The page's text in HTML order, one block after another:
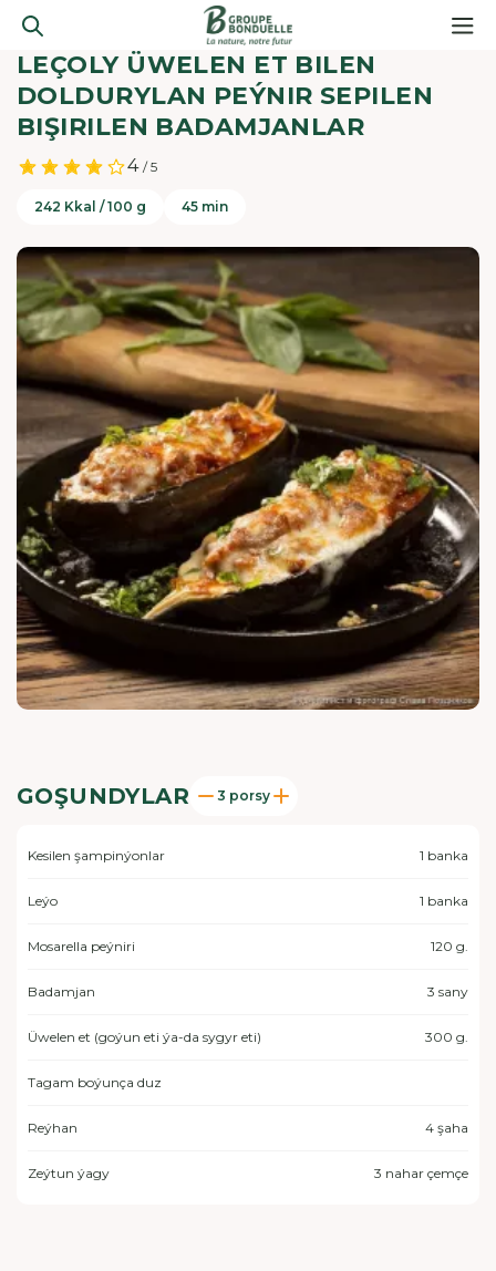
LEÇOLY ÜWELEN ET BILEN
DOLDURYLAN PEÝNIR SEPILEN
BIŞIRILEN BADAMJANLAR
4 / 5
242 Kkal / 100 g 45 min
GOŞUNDYLAR 3 porsy
Kesilen şampinýonlar 1 banka
Leýo 1 banka
Mosarella peýniri 120 g.
Badamjan 3 sany
Üwelen et (goýun eti ýa-da sygyr eti) 300 g.
Tagam boýunça duz
Reýhan 4 şaha
Zeýtun ýagy 3 nahar çemçe